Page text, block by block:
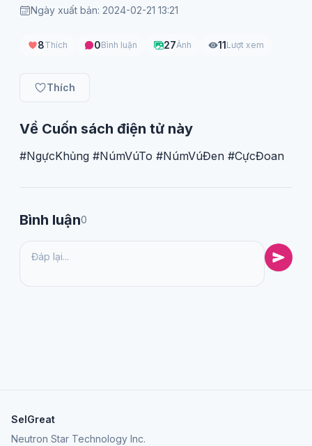
Ngày xuất bản: 2024-02-21 13:21
8Thích 0Bình luận 27Ảnh 11 Lượt xem
Thích
Về Cuốn sách điện tử này
#NgựcKhủng #NúmVúTo #NúmVúĐen #CựcĐoan
Bình luận0
SelGreat
Neutron Star Technology Inc.